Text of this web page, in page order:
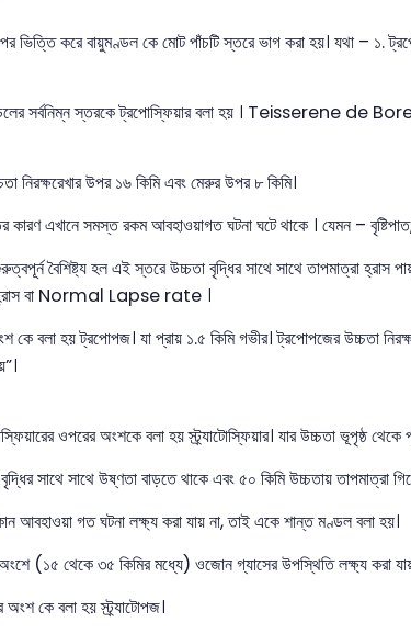
ভিত্তি করে বায়ুমণ্ডল কে মোট পাঁচটি স্তরে ভাগ করা হয়। যথা – ১.
সর্বনিম্ন স্তরকে ট্রপোস্ফিয়ার বলা হয় । Teisserene de
নিরক্ষরেখার উপর ১৬ কিমি এবং মেরুর উপর ৮ কিমি।
এখানে সমস্ত রকম আবহাওয়াগত ঘটনা ঘটে থাকে । যেমন –
বৈশিষ্ট্য হল এই স্তরে উচ্চতা বৃদ্ধির সাথে সাথে তাপমাত্রা হ্রাস
হ্রাস বা Normal Lapse rate ।
কে বলা হয় ট্রপোপজ। যা প্রায় ১.৫ কিমি গভীর। ট্রপোপজের উচ্চতা
ওপরের অংশকে বলা হয় স্ট্র্যাটোস্ফিয়ার। যার উচ্চতা ভূপৃষ্ঠ থেকে
সাথে সাথে উষ্ণতা বাড়তে থাকে এবং ৫০ কিমি উচ্চতায় তাপমাত্রা
আবহাওয়া গত ঘটনা লক্ষ্য করা যায় না, তাই একে শান্ত মণ্ডল বলা হয়।
অংশে (১৫ থেকে ৩৫ কিমির মধ্যে) ওজোন গ্যাসের উপস্থিতি লক্ষ্য করা
অংশ কে বলা হয় স্ট্র্যাটোপজ।